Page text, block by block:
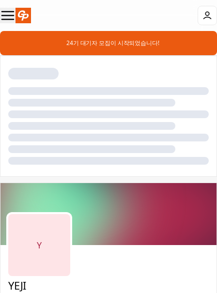
📣 24기 대기자 모집이 시작되었습니다!
Y
YEJI